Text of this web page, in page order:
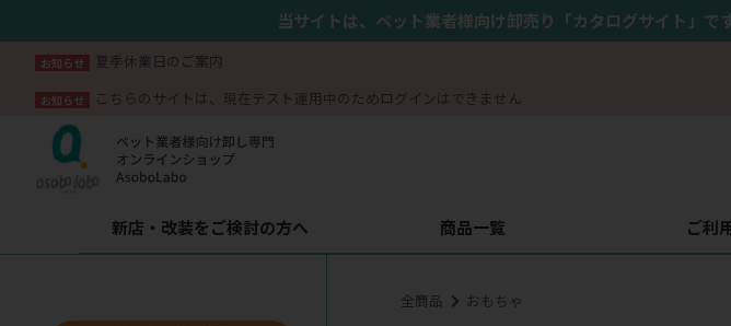
当サイトは、ペット業者様向け卸売り「カタログサイト」で
お知らせ 夏季休業日のご案内
お知らせ こちらのサイトは、現在テスト運用中のためログインはできません
新店・改装をご検討の方へ 商品一覧 ご利
全商品 おもちゃ